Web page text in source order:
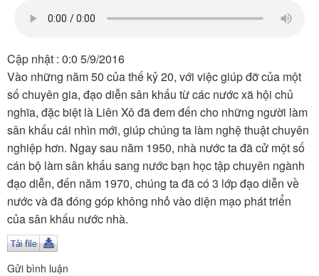
Nghệ thuật
Thiếu nhi
Kết nối VOV6
TÌM KIẾM
Vận hành bởi QI Corp
Cập nhật : 0:0 5/9/2016
Vào những năm 50 của thế kỷ 20, với việc giúp đỡ của một
số chuyên gia, đạo diễn sân khấu từ các nước xã hội chủ
nghĩa, đặc biệt là Liên Xô đã đem đến cho những người làm
sân khấu cái nhìn mới, giúp chúng ta làm nghệ thuật chuyên
nghiệp hơn. Ngay sau năm 1950, nhà nước ta đã cử một số
cán bộ làm sân khấu sang nước bạn học tập chuyên ngành
đạo diễn, đến năm 1970, chúng ta đã có 3 lớp đạo diễn về
nước và đã đóng góp không nhỏ vào diện mạo phát triển
của sân khấu nước nhà.
Gửi bình luận